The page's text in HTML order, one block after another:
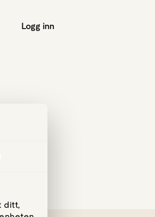
ditt,
Logg inn